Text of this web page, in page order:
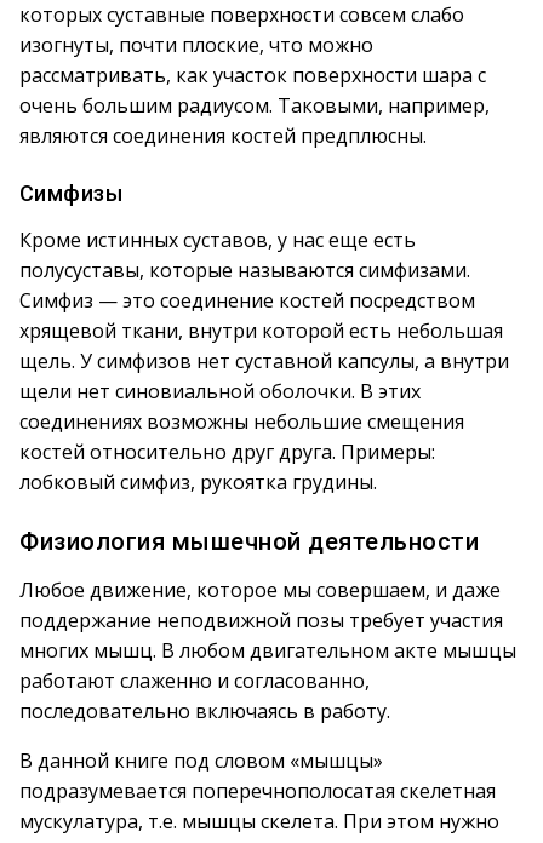
которых суставные поверхности совсем слабо
изогнуты, почти плоские, что можно
рассматривать, как участок поверхности шара с
очень большим радиусом. Таковыми, например,
являются соединения костей предплюсны.
Симфизы
Кроме истинных суставов, у нас еще есть
полусуставы, которые называются симфизами.
Симфиз — это соединение костей посредством
хрящевой ткани, внутри которой есть небольшая
щель. У симфизов нет суставной капсулы, а внутри
щели нет синовиальной оболочки. В этих
соединениях возможны небольшие смещения
костей относительно друг друга. Примеры:
лобковый симфиз, рукоятка грудины.
Физиология мышечной деятельности
Любое движение, которое мы совершаем, и даже
поддержание неподвижной позы требует участия
многих мышц. В любом двигательном акте мышцы
работают слаженно и согласованно,
последовательно включаясь в работу.
В данной книге под словом «мышцы»
подразумевается поперечнополосатая скелетная
мускулатура, т.е. мышцы скелета. При этом нужно